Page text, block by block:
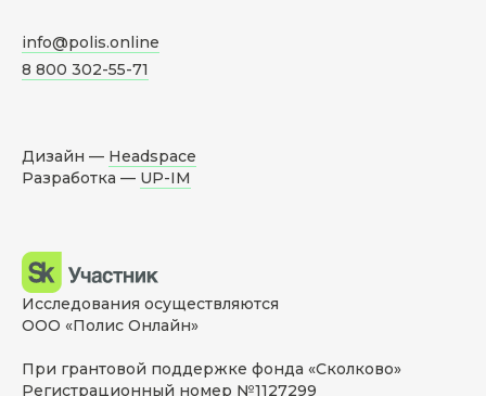
info@polis.online
8 800 302-55-71
Дизайн — Headspace
Разработка — UP-IM
Исследования осуществляются
ООО «Полис Онлайн»
При грантовой поддержке фонда «Сколково»
Регистрационный номер №1127299